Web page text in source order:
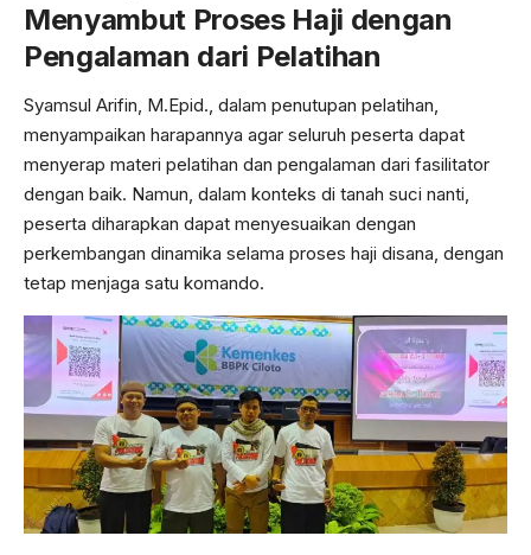
Menyambut Proses Haji dengan
Pengalaman dari Pelatihan
Syamsul Arifin, M.Epid., dalam penutupan pelatihan,
menyampaikan harapannya agar seluruh peserta dapat
menyerap materi pelatihan dan pengalaman dari fasilitator
dengan baik. Namun, dalam konteks di tanah suci nanti,
peserta diharapkan dapat menyesuaikan dengan
perkembangan dinamika selama proses haji disana, dengan
tetap menjaga satu komando.